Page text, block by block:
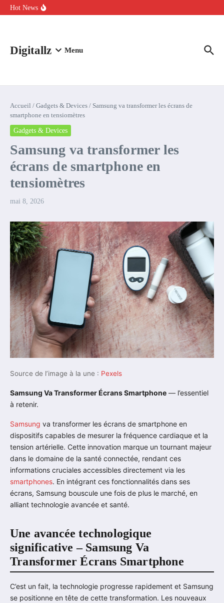
Aller au contenu
Hot News
Comment l’IA simplifie la data de caisse pour la transformer en
Digitallz Menu
Accueil / Gadgets & Devices / Samsung va transformer les écrans de
smartphone en tensiomètres
Gadgets & Devices
Samsung va transformer les
écrans de smartphone en
tensiomètres
mai 8, 2026
Source de l’image à la une : Pexels
Samsung Va Transformer Écrans Smartphone — l’essentiel
à retenir.
Samsung va transformer les écrans de smartphone en
dispositifs capables de mesurer la fréquence cardiaque et la
tension artérielle. Cette innovation marque un tournant majeur
dans le domaine de la santé connectée, rendant ces
informations cruciales accessibles directement via les
smartphones. En intégrant ces fonctionnalités dans ses
écrans, Samsung bouscule une fois de plus le marché, en
alliant technologie avancée et santé.
Une avancée technologique
significative – Samsung Va
Transformer Écrans Smartphone
C’est un fait, la technologie progresse rapidement et Samsung
se positionne en tête de cette transformation. Les nouveaux